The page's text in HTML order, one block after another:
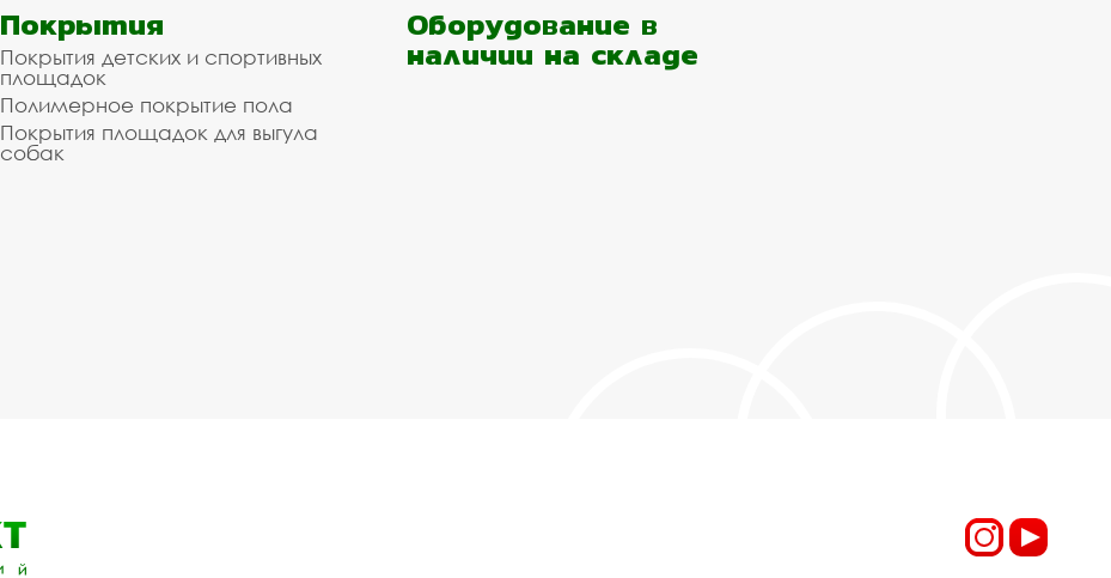
Покрытия
Покрытия детских и спортивных
площадок
Полимерное покрытие пола
Покрытия площадок для выгула
собак
Оборудование в
наличии на складе